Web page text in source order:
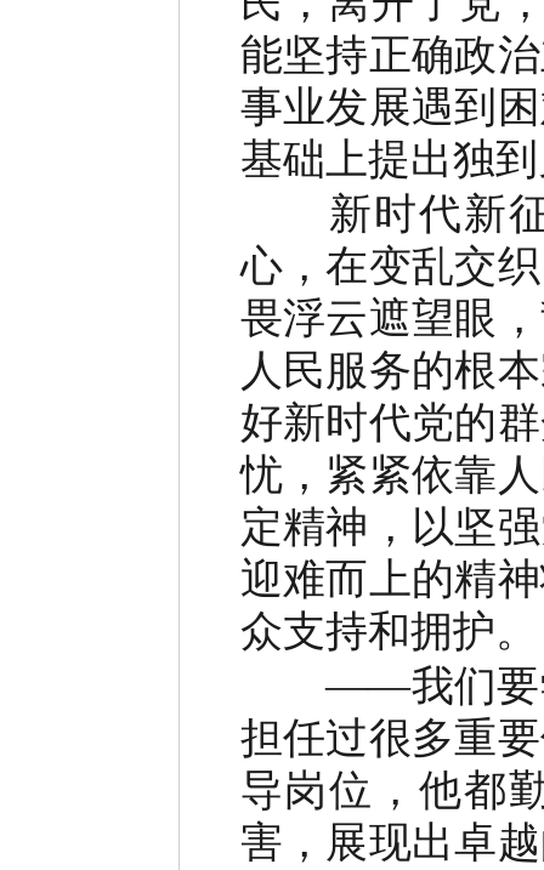
能坚持正确政
事业发展遇到
基础上提出独
新时代新征
心，在变乱交
畏浮云遮望眼
人民服务的根
好新时代党的
忧，紧紧依靠
定精神，以坚
迎难而上的精
众支持和拥护。
——我们要学
担任过很多重
导岗位，他都
害，展现出卓